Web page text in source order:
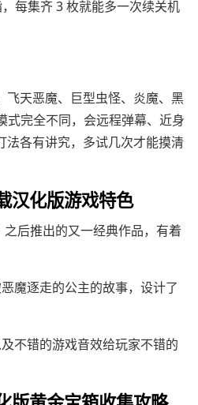
每集齐 3 枚就能多一次续关机
飞天恶魔、巨型虫怪、炎魔、黑
式完全不同，会远程弹幕、近身
法各有讲究，多试几次才能摸清
汉化版游戏特色
后推出的又一经典作品，有着
魔逐走的公主的故事，设计了
不错的游戏音效给玩家不错的